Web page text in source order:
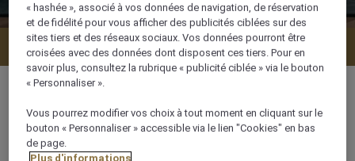
Vérifier la disponibilité
62 m²
« hashée », associé à vos données de navigation, de réservation
et de fidélité pour vous afficher des publicités ciblées sur des
sites tiers et des réseaux sociaux. Vos données pourront être
croisées avec des données dont disposent ces tiers. Pour en
savoir plus, consultez la rubrique « publicité ciblée » via le bouton
« Personnaliser ».
Vous pourrez modifier vos choix à tout moment en cliquant sur le
bouton « Personnaliser » accessible via le lien "Cookies" en bas
de page.
Plus d'informations